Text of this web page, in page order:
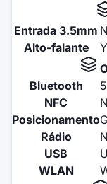
Entrada 3.5mm
Alto-falante
Bluetooth
NFC
Posicionamento
Rádio
USB
WLAN